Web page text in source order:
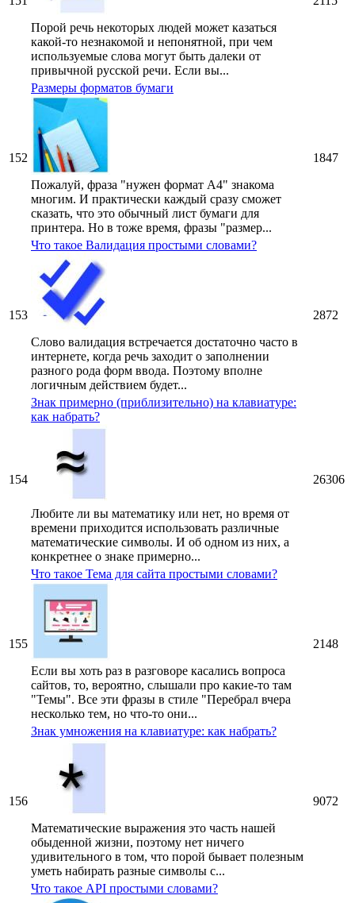
Порой речь некоторых людей может казаться
какой-то незнакомой и непонятной, при чем
используемые слова могут быть далеки от
привычной русской речи. Если вы...
152
Размеры форматов бумаги
Пожалуй, фраза "нужен формат A4" знакома
многим. И практически каждый сразу сможет
сказать, что это обычный лист бумаги для
принтера. Но в тоже время, фразы "размер...
1847
153
Что такое Валидация простыми словами?
Слово валидация встречается достаточно часто в
интернете, когда речь заходит о заполнении
разного рода форм ввода. Поэтому вполне
логичным действием будет...
2872
154
Знак примерно (приблизительно) на клавиатуре:
как набрать?
Любите ли вы математику или нет, но время от
времени приходится использовать различные
математические символы. И об одном из них, а
конкретнее о знаке примерно...
26306
155
Что такое Тема для сайта простыми словами?
Если вы хоть раз в разговоре касались вопроса
сайтов, то, вероятно, слышали про какие-то там
"Темы". Все эти фразы в стиле "Перебрал вчера
несколько тем, но что-то они...
2148
156
Знак умножения на клавиатуре: как набрать?
Математические выражения это часть нашей
обыденной жизни, поэтому нет ничего
удивительного в том, что порой бывает полезным
уметь набирать разные символы с...
9072
Что такое API простыми словами?